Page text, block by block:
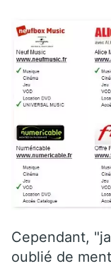
Cependant,
oublié de